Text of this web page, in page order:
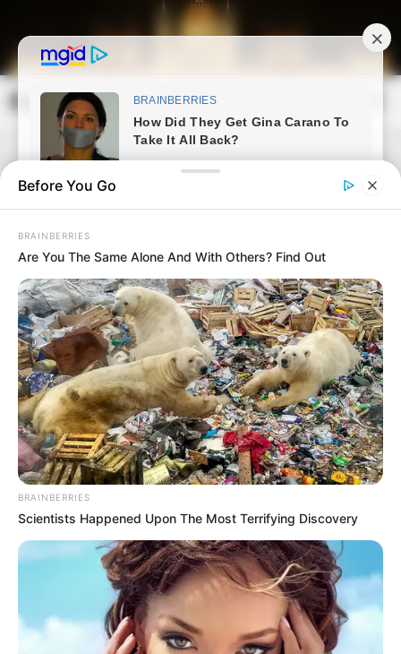
content
Magyarország Kincsei
Search
Before You Go
BRAINBERRIES
Are You The Same Alone And With Others? Find Out
BRAINBERRIES
Scientists Happened Upon The Most Terrifying Discovery